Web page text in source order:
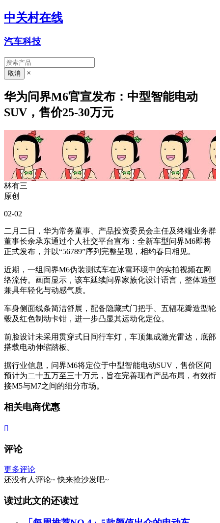
中关村在线
汽车科技
×
华为问界M6官宣发布：中型智能电动
SUV，售价25-30万元
林有三
原创
02-02
二月二日，华为常务董事、产品投资委员会主任及终端业务群
董事长余承东通过个人社交平台宣布：全新车型问界M6即将
正式发布，并以“56789”序列完整呈现，相约春日相见。
近期，一组问界M6伪装测试车在冰雪环境中的实拍视频在网
络流传。画面显示，该车延续问界家族化设计语言，整体造型
兼具年轻化与动感气质。
车身侧面线条简洁舒展，配备隐藏式门把手、五辐花瓣造型轮
毂及红色制动卡钳，进一步凸显其运动化定位。
前脸设计未采用贯穿式日间行车灯，车顶集成激光雷达，底部
搭载电动伸缩踏板。
据行业信息，问界M6将定位于中型智能电动SUV，售价区间
预计为二十五万至三十万元，旨在完善现有产品布局，有效衔
接M5与M7之间的细分市场。
相关电商优惠

评论
更多评论
还没有人评论~ 快来抢沙发吧~
读过此文的还读过